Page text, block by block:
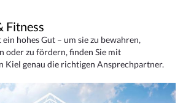
Fitness
hohes Gut – um sie zu bewahren,
oder zu fördern, finden Sie mit
Kiel genau die richtigen Ansprechpartner.